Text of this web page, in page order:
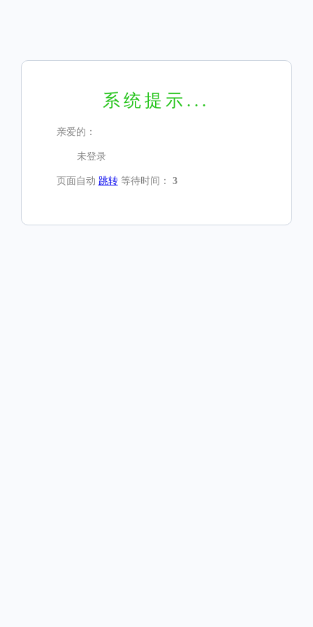
系统提示...
亲爱的：
未登录
页面自动 跳转等待时间： 3